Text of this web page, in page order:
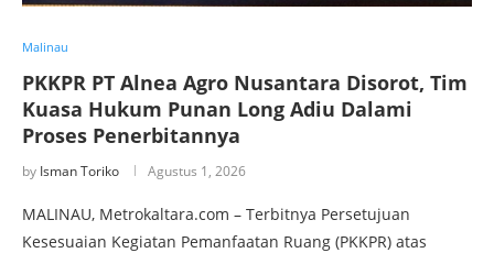
Malinau
PKKPR PT Alnea Agro Nusantara Disorot, Tim
Kuasa Hukum Punan Long Adiu Dalami
Proses Penerbitannya
by Isman Toriko Agustus 1, 2026
MALINAU, Metrokaltara.com – Terbitnya Persetujuan
Kesesuaian Kegiatan Pemanfaatan Ruang (PKKPR) atas